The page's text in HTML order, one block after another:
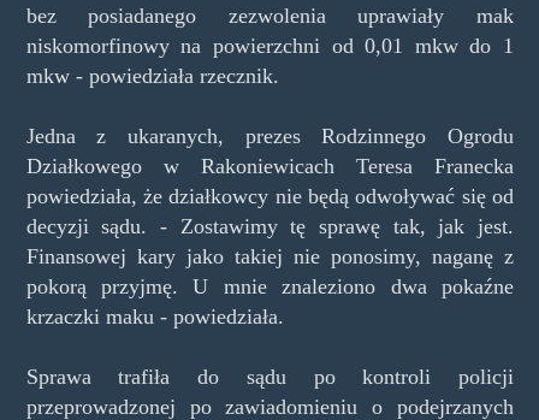
bez posiadanego zezwolenia uprawiały mak
niskomorfinowy na powierzchni od 0,01 mkw do 1
mkw - powiedziała rzecznik.
Jedna z ukaranych, prezes Rodzinnego Ogrodu
Działkowego w Rakoniewicach Teresa Franecka
powiedziała, że działkowcy nie będą odwoływać się od
decyzji sądu. - Zostawimy tę sprawę tak, jak jest.
Finansowej kary jako takiej nie ponosimy, naganę z
pokorą przyjmę. U mnie znaleziono dwa pokaźne
krzaczki maku - powiedziała.
Sprawa trafiła do sądu po kontroli policji
przeprowadzonej po zawiadomieniu o podejrzanych